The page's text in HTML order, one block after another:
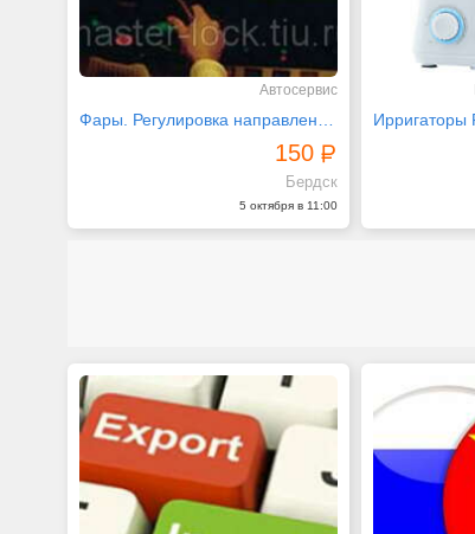
Автосервис
150
Бердск
5 октября в 11:00